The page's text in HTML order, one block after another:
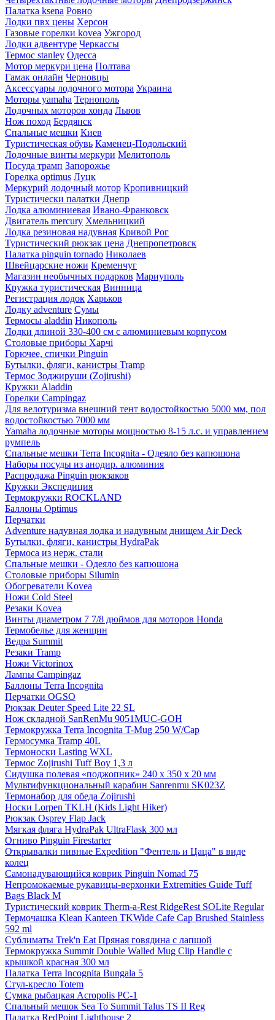
Палатка ksena Ровно
Лодки пвх цены Херсон
Газовые горелки kovea Ужгород
Лодки адвентуре Черкассы
Термос stanley Одесса
Мотор меркури цена Полтава
Гамак онлайн Черновцы
Аксессуары лодочного мотора Украина
Моторы yamaha Тернополь
Лодочных моторов хонда Львов
Нож поход Бердянск
Спальные мешки Киев
Туристическая обувь Каменец-Подольский
Лодочные винты меркури Мелитополь
Посуда трамп Запорожье
Горелка optimus Луцк
Меркурий лодочный мотор Кропивницкий
Туристически палатки Днепр
Лодка алюминиевая Ивано-Франковск
Двигатель mercury Хмельницкий
Лодка резиновая надувная Кривой Рог
Туристический рюкзак цена Днепропетровск
Палатка pinguin tornado Николаев
Швейцарские ножи Кременчуг
Магазин необычных подарков Мариуполь
Кружка туристическая Винница
Регистрация лодок Харьков
Лодку adventure Сумы
Термосы aladdin Никополь
Лодки длиной 330-400 см с алюминиевым корпусом
Столовые приборы Харчі
Горючее, спички Pinguin
Бутылки, фляги, канистры Tramp
Термос Зоджируши (Zojirushi)
Кружки Aladdin
Горелки Campingaz
Для велотуризма внешний тент водостойкостью 5000 мм, пол
водостойкостью 7000 мм
Yamaha лодочные моторы мощностью 8-15 л.с. и управлением
румпель
Спальные мешки Terra Incognita - Одеяло без капюшона
Наборы посуды из анодир. алюминия
Распродажа Pinguin рюкзаков
Кружки Экспедиция
Термокружки ROCKLAND
Баллоны Optimus
Перчатки
Adventure надувная лодка и надувным днищем Air Deck
Бутылки, фляги, канистры HydraPak
Термоса из нерж. стали
Спальные мешки - Одеяло без капюшона
Столовые приборы Silumin
Обогреватели Kovea
Ножи Cold Steel
Резаки Kovea
Винты диаметром 7 7/8 дюймов для моторов Honda
Термобелье для женщин
Ведра Summit
Резаки Tramp
Ножи Victorinox
Лампы Campingaz
Баллоны Terra Incognita
Перчатки OGSO
Рюкзак Deuter Speed Lite 22 SL
Нож складной SanRenMu 9051MUC-GOH
Термокружка Terra Incognita T-Mug 250 W/Cap
Гермосумка Tramp 40L
Термоноски Lasting WXL
Термос Zojirushi Tuff Boy 1,3 л
Сидушка полевая «поджопник» 240 x 350 х 20 мм
Мультифункциональный карабин Sanrenmu SK023Z
Термонабор для обеда Zojirushi
Носки Lorpen TKLH (Kids Light Hiker)
Рюкзак Osprey Flap Jack
Мягкая фляга HydraPak UltraFlask 300 мл
Огниво Pinguin Firestarter
Открывалки пивные Expedition "Фентель и Цаца" в виде
колец
Самонадувающийся коврик Pinguin Nomad 75
Непромокаемые рукавицы-верхонки Extremities Guide Tuff
Bags Black M
Туристический коврик Therm-a-Rest RidgeRest SOLite Regular
Термочашка Klean Kanteen TKWide Cafe Cap Brushed Stainless
592 ml
Сублиматы Trek'n Eat Пряная говядина с лапшой
Термокружка Summit Double Walled Mug Clip Handle с
крышкой красная 300 мл
Палатка Terra Incognita Bungala 5
Стул-кресло Totem
Сумка рыбацкая Acropolis РС-1
Спальный мешок Sea To Summit Talus TS II Reg
Палатка RedPoint Lighthouse 2